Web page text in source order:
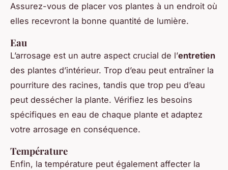
Assurez-vous de placer vos plantes à un endroit où
elles recevront la bonne quantité de lumière.
Eau
L’arrosage est un autre aspect crucial de l’entretien
des plantes d’intérieur. Trop d’eau peut entraîner la
pourriture des racines, tandis que trop peu d’eau
peut dessécher la plante. Vérifiez les besoins
spécifiques en eau de chaque plante et adaptez
votre arrosage en conséquence.
Température
Enfin, la température peut également affecter la